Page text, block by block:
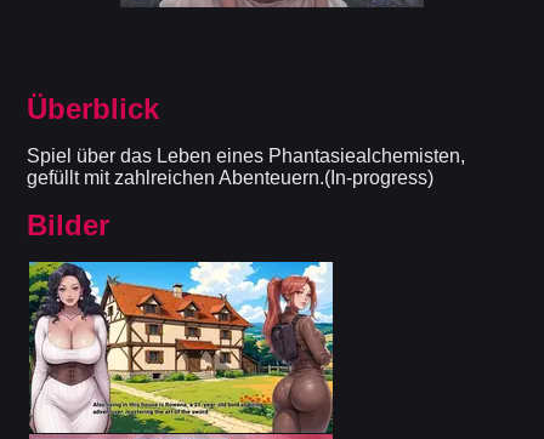
Überblick
Spiel über das Leben eines Phantasiealchemisten,
gefüllt mit zahlreichen Abenteuern.(In-progress)
Bilder